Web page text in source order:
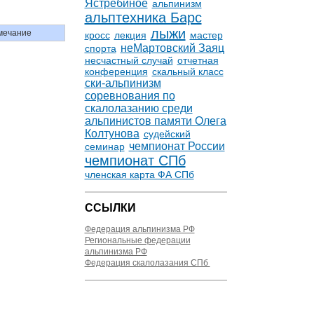
Ястребиное альпинизм
альптехника Барс
кросс лекция лыжи мастер
спорта неМартовский Заяц
несчастный случай отчетная
конференция скальный класс
ски-альпинизм
соревнования по
скалолазанию среди
альпинистов памяти Олега
Колтунова судейский
семинар чемпионат России
чемпионат СПб
членская карта ФА СПб
ССЫЛКИ
Федерация альпинизма РФ
Региональные федерации
альпинизма РФ
Федерация скалолазания СПб